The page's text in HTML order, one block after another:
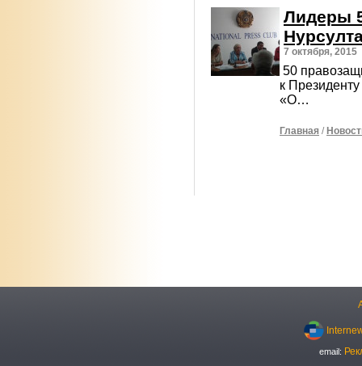
Лидеры
7 октября, 2015
50
к
«О…
Главная /
email: